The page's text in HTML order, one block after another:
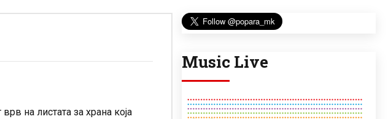
на листата за храна која
Music Live